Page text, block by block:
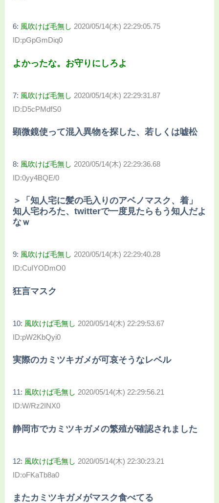
6: 風吹けば毛無し 2020/05/14(木) 22:29:05.75
ID:pGpGmDiq0
よかったな。お守りにしろよ
7: 風吹けば毛無し 2020/05/14(木) 22:29:31.87
ID:D5cPMdfS0
顕微鏡使って混入異物を探した、若しくは嘘松
8: 風吹けば毛無し 2020/05/14(木) 22:29:36.68
ID:0yy4BQE/0
＞「知人宅に髪の毛入りのアベノマスク、着」
知人宅わろた、twitterで一度見たらもう知人だよ
なｗ
9: 風吹けば毛無し 2020/05/14(木) 22:29:40.28
ID:CuIYODmO0
狂言マスク
10: 風吹けば毛無し 2020/05/14(木) 22:29:53.67
ID:pW2KbQyi0
実際のカミツキガメが可哀そうなレベル
11: 風吹けば毛無し 2020/05/14(木) 22:29:56.21
ID:W/Rz2INX0
静岡市でカミツキガメの繁殖が確認されました
12: 風吹けば毛無し 2020/05/14(木) 22:30:23.21
ID:oFKaTb8a0
またカミツキガメがマスク食べてる